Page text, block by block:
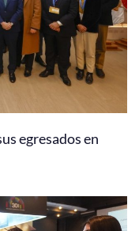
egresados en